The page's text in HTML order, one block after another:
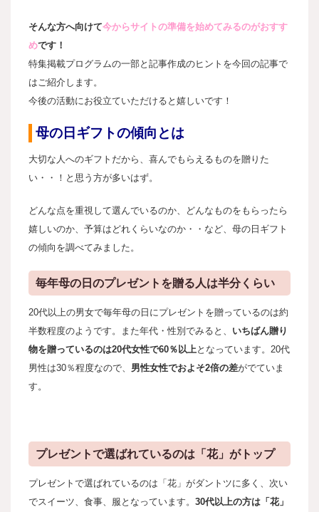
そんな方へ向けて今からサイトの準備を始めてみるのがおすす
めです！
特集掲載プログラムの一部と記事作成のヒントを今回の記事で
はご紹介します。
今後の活動にお役立ていただけると嬉しいです！
母の日ギフトの傾向とは
大切な人へのギフトだから、喜んでもらえるものを贈りた
い・・！と思う方が多いはず。
どんな点を重視して選んでいるのか、どんなものをもらったら
嬉しいのか、予算はどれくらいなのか・・など、 母の日ギフト
の傾向を調べてみました。
毎年母の日のプレゼントを贈る人は半分くらい
20代以上の男女で毎年母の日にプレゼントを贈っているのは約
半数程度のようです。また年代・性別でみると、 いちばん贈り
物を贈っているのは20代女性で60％以上となっています。20代
男性は30％程度なので、 男性女性でおよそ2倍の差がでていま
す。
プレゼントで選ばれているのは「花」がトップ
プレゼントで選ばれているのは「花」がダントツに多く、次い
でスイーツ、食事、服となっています。 30代以上の方は「花」